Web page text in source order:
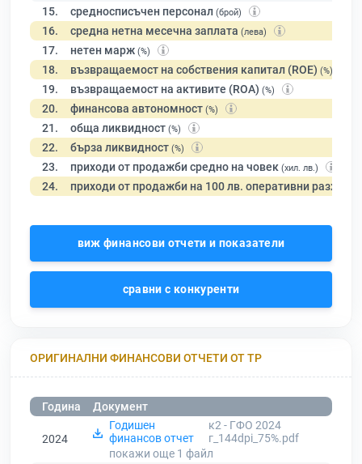
15. средносписъчен персонал (брой)
16. средна нетна месечна заплата (лева)
17. нетен марж (%)
18. възвращаемост на собствения капитал (ROE) (%)
19. възвращаемост на активите (ROA) (%)
20. финансова автономност (%)
21. обща ликвидност (%)
22. бърза ликвидност (%)
23. приходи от продажби средно на човек (хил. лв.)
24. приходи от продажби на 100 лв. оперативни разходи
виж финансови отчети и показатели
сравни с конкуренти
ОРИГИНАЛНИ ФИНАНСОВИ ОТЧЕТИ ОТ ТР
Година Документ
2024
Годишен
финансов отчет
к2 - ГФО 2024
г_144dpi_75%.pdf
покажи още 1 файл